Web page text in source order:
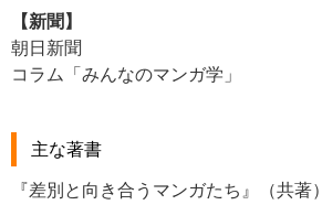
【新聞】
朝日新聞
コラム「みんなのマンガ学」
主な著書
『差別と向き合うマンガたち』（共著）